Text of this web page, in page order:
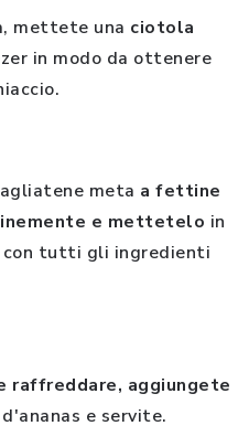
mettete una ciotola
in modo da ottenere
meta a fettine
e mettetelo in
con tutti gli ingredienti
raffreddare, aggiungete
e servite.